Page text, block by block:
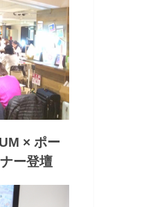
× ポー
ー登壇